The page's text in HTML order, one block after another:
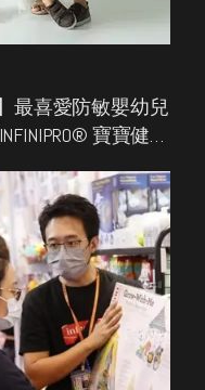
】最喜愛防敏嬰幼兒
寶寶健康